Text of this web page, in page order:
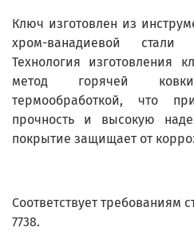
Ключ изготовлен из
хром-ванадиевой стали
Технология изготовления
метод горячей
термообработкой, что
прочность и высокую
покрытие защищает от
Соответствует требованиям
7738.